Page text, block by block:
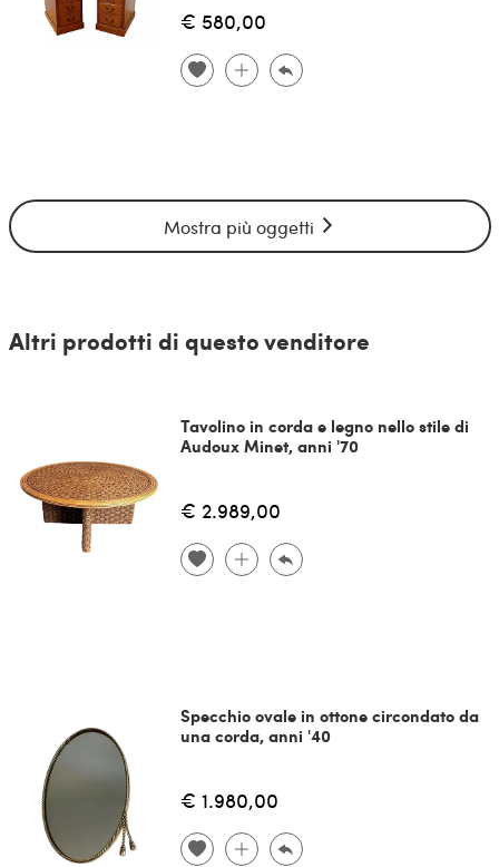
€ 580,00
Mostra più oggetti
Altri prodotti di questo venditore
Tavolino in corda e legno nello stile di
Audoux Minet, anni '70
€ 2.989,00
Specchio ovale in ottone circondato da
una corda, anni '40
€ 1.980,00